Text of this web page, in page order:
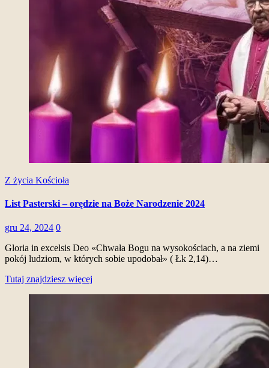
Z życia Kościoła
List Pasterski – orędzie na Boże Narodzenie 2024
gru 24, 2024 0
Gloria in excelsis Deo «Chwała Bogu na wysokościach, a na ziemi
pokój ludziom, w których sobie upodobał» ( Łk 2,14)…
Tutaj znajdziesz więcej